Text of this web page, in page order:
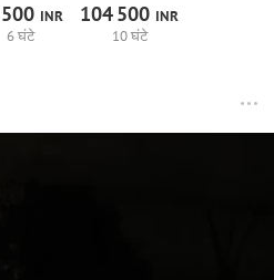
500 INR
6 घंटे
104500 INR
10 घंटे